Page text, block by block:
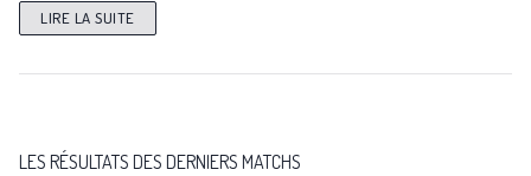
LIRE LA SUITE
LES RÉSULTATS DES DERNIERS MATCHS